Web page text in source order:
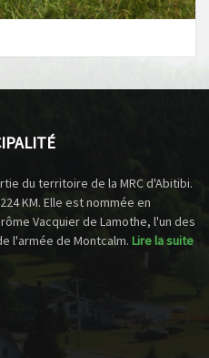
du territoire de la MRC d'Abitibi.
KM. Elle est nommée en
Vacquier de Lamothe, l'un des
l'armée de Montcalm. Lire la suite